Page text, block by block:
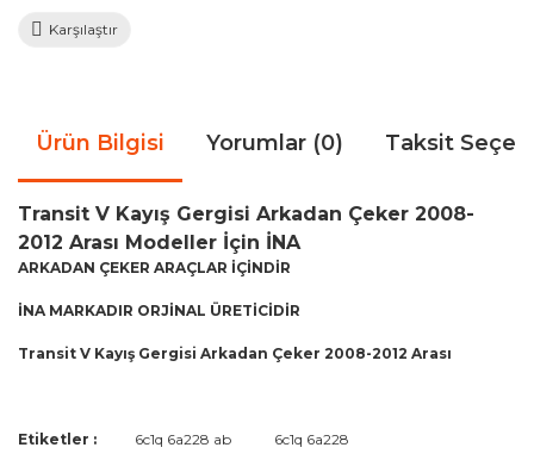
Karşılaştır
Ürün Bilgisi Yorumlar (0) Taksit
Transit V Kayış Gergisi Arkadan Çeker 2008-
2012 Arası Modeller İçin İNA
ARKADAN ÇEKER ARAÇLAR İÇİNDİR
İNA MARKADIR ORJİNAL ÜRETİCİDİR
Transit V Kayış Gergisi Arkadan Çeker 2008-2012 Arası
Bu ürünün fiyat bilgisi, resim, ürün açıklamalarında ve diğer
Etiketler : 6c1q 6a228 ab
6c1q 6a228